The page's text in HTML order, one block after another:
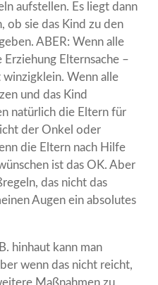
aufstellen. Es liegt dann
ob sie das Kind zu den
ABER: Wenn alle
Erziehung Elternsache –
Wenn alle
und das Kind
natürlich die Eltern für
der Onkel oder
die Eltern nach Hilfe
ist das OK. Aber
das nicht das
Augen ein absolutes
hinhaut kann man
wenn das nicht reicht,
Maßnahmen zu